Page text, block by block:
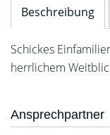
Beschreibung
Schickes
herrlichem
Ansprechpartner